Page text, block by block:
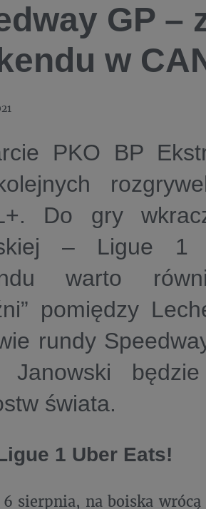
GP –
w
PKO BP
Do gry
– Ligue 1
warto
pomiędzy
rundy
Janowski
świata.
1 Uber Eats!
sierpnia, na boiska wrócą